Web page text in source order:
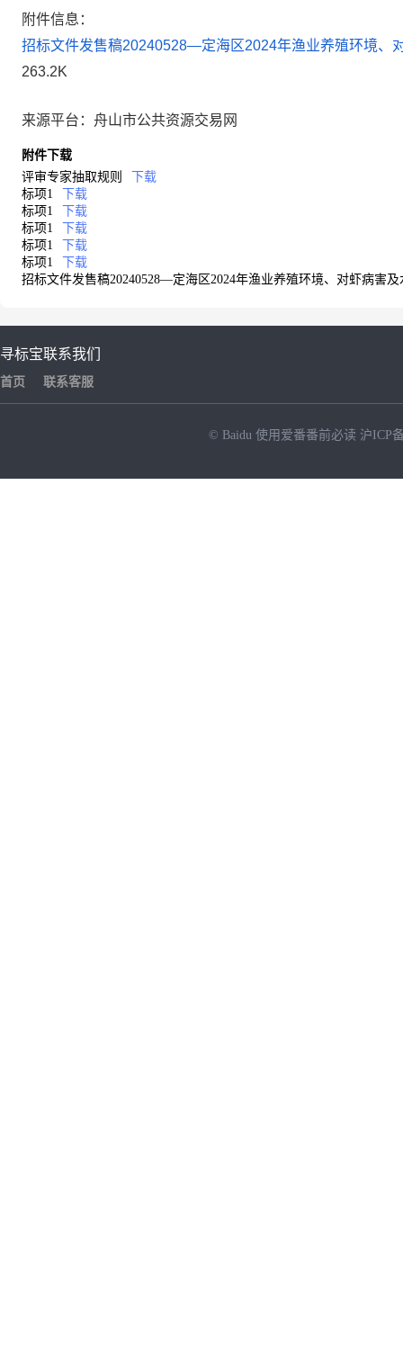
附件信息：
招标文件发售稿20240528—定海区2024年渔业养殖环境、
263.2K
来源平台：舟山市公共资源交易网
附件下载
评审专家抽取规则
下载
标项1
下载
标项1
下载
标项1
下载
标项1
下载
标项1
下载
招标文件发售稿20240528—定海区2024年渔业养殖环境、对虾病害
寻标宝
首页
联系我们
联系客服
© Baidu 使用爱番番前必读 沪ICP